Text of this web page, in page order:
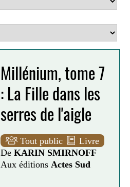
Millénium, tome 7
: La Fille dans les
serres de l'aigle
Tout public
Livre
De KARIN SMIRNOFF
Aux éditions Actes Sud